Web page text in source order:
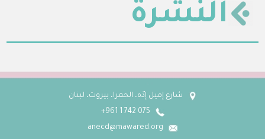
النّشرة
شارع إميل إدّه، الحمرا، بيروت، لبنان
075 742 1 961+
anecd@mawared.org